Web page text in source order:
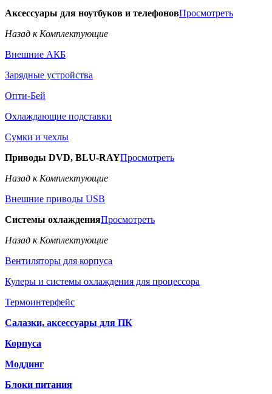
Аксессуары для ноутбуков и телефоновПросмотреть
Назад к Комплектующие
Внешние АКБ
Зарядные устройства
Опти-Бей
Охлаждающие подставки
Сумки и чехлы
Приводы DVD, BLU-RAYПросмотреть
Назад к Комплектующие
Внешние приводы USB
Системы охлажденияПросмотреть
Назад к Комплектующие
Вентиляторы для корпуса
Кулеры и системы охлаждения для процессора
Термоинтерфейс
Салазки, аксессуары для ПК
Корпуса
Моддинг
Блоки питания